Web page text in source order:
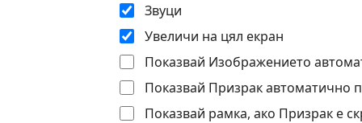
Звуци
Увеличи на цял екран
Показвай Изображението
Показвай Призрак автоматично
Показвай рамка, ако Призрак е